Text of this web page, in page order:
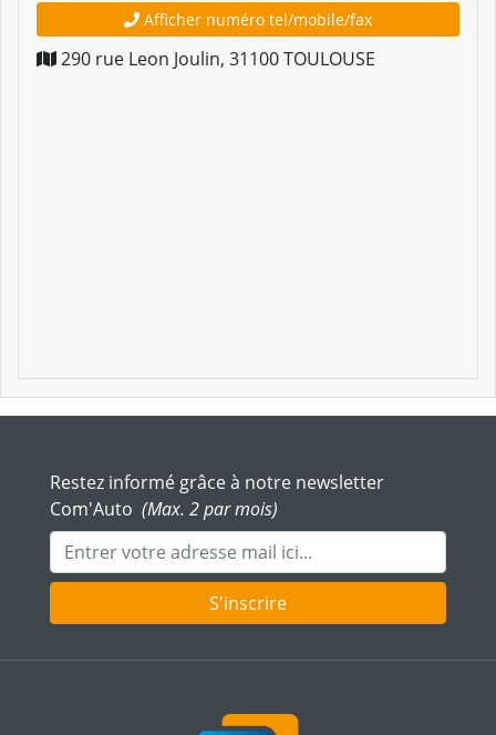
Afficher numéro tel/mobile/fax
290 rue Leon Joulin, 31100TOULOUSE
Restez informé grâce à notre newsletter
Com'Auto (Max. 2 par mois)
Adresse mail
S'inscrire